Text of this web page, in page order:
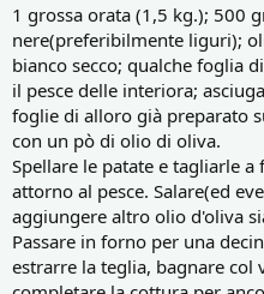
1 grossa orata (1,5 kg.); 500
nere(preferibilmente liguri);
bianco secco; qualche foglia
il pesce delle interiora;
foglie di alloro già preparato
con un pò di olio di oliva.
Spellare le patate e tagliarle
attorno al pesce. Salare(ed
aggiungere altro olio d'oliva
Passare in forno per una
estrarre la teglia, bagnare col